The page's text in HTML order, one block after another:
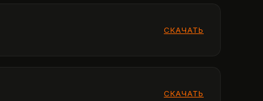
СКАЧАТЬ
СКАЧАТЬ